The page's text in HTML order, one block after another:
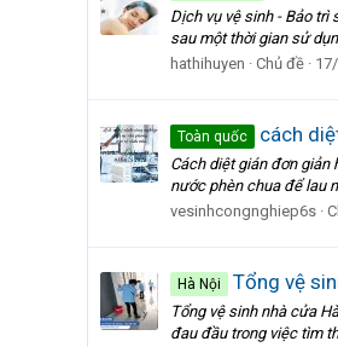
Dịch vụ vệ sinh - Bảo trì
sau một thời gian sử
hathihuyen
Chủ đề
Toàn quốc cách
Cách diệt gián đơn giản
nước phèn chua để lau
vesinhcongnghiep6s
Hà Nội Tổng vệ
Tổng vệ sinh nhà cửa
đau đầu trong việc tìm